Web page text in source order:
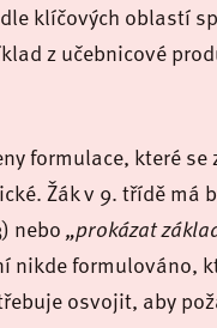
klíčových oblastí
z učebnicové
formulace, které
Žák v 9. třídě má
nebo„prokázat
nikde formulováno,
osvojit, aby